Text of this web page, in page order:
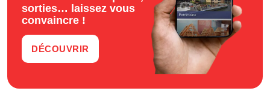
sorties… laissez vous
convaincre !
DÉCOUVRIR